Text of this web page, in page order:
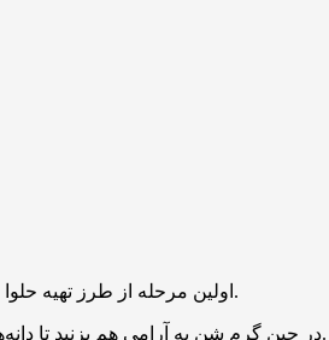
اولین مرحله از طرز تهیه حلوا زعفرانی با شیر خشک خوشمزه و مجلسی، آب و شکر را داخل یک قابلمه مناسب بریزید. قابلمه را روی حرارت ملایم قرار دهید.
در حین گرم شن به‌ آرامی هم بزنید تا دانه‌های شکر کاملا حل شوند؛ شهدی شفاف و یک‌نواخت به دست آید.حالا زعفران دم‌کرده را به همراه گلاب به شهد حلوا اضافه کنید.